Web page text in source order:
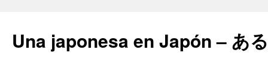
Una japonesa en Japón – あ